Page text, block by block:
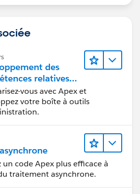
value="{!op2.Ownerid}"/
{
filter{get; set;}
< Opportunity > OppList2 {
des
relatives
Apexvous avec Apex et
votre boîte à outils
un code Apex plus efficace à
traitement asynchrone.